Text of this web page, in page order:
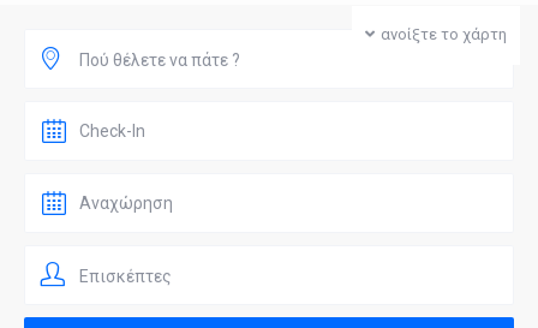
ανοίξτε το χάρτη
Πού θέλετε να πάτε ?
Επισκέπτες